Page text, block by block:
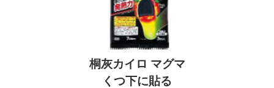
桐灰カイロ マグマ
くつ下に貼る